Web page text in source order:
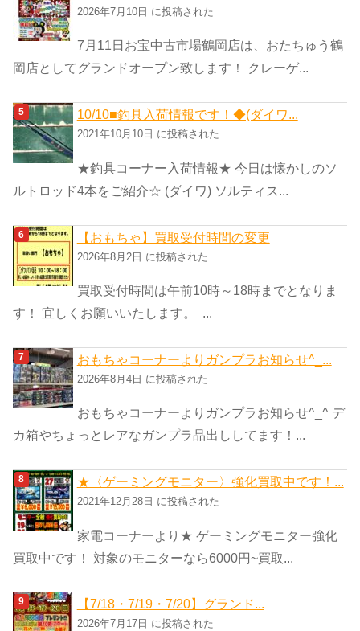
2026年7月10日 に投稿された
7月11日お宝中古市場鶴岡店は、おたちゅう鶴
岡店としてグランドオープン致します！ クレーゲ...
10/10■釣具入荷情報です！◆(ダイワ...
2021年10月10日 に投稿された
★釣具コーナー入荷情報★ 今日は懐かしのソ
ルトロッド4本をご紹介☆ (ダイワ) ソルティス...
【おもちゃ】買取受付時間の変更
2026年8月2日 に投稿された
買取受付時間は午前10時～18時までとなりま
す！ 宜しくお願いいたします。 ...
おもちゃコーナーよりガンプラお知らせ^_...
2026年8月4日 に投稿された
おもちゃコーナーよりガンプラお知らせ^_^ デ
カ箱やちょっとレアなガンプラ品出ししてます！...
★〈ゲーミングモニター〉強化買取中です！...
2021年12月28日 に投稿された
家電コーナーより★ ゲーミングモニター強化
買取中です！ 対象のモニターなら6000円~買取...
【7/18・7/19・7/20】グランド...
2026年7月17日 に投稿された